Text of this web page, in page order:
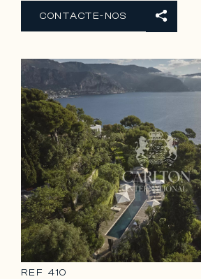
CONTACTE-NOS
REF 410